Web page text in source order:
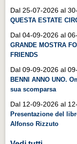
Musica e teatro
Musica e
Distretto industriale
Distretto
Muoversi a Vigevano
Muoversi a
Cultura e turismo 4.0
Cultura e
PROGETTI
Dal 25-07-2026 al
QUESTA ESTATE
Dal 04-09-2026 al
GRANDE MOSTRA
FRIENDS
Dal 09-09-2026 al
BENNI ANNO UNO.
sua scomparsa
Dal 12-09-2026 al
Presentazione del
Alfonso Rizzuto